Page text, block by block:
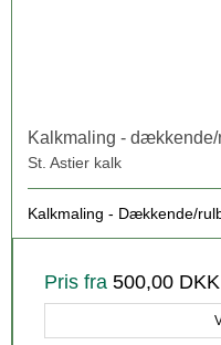
Kalkmaling - dækkende/
St. Astier kalk
Kalkmaling - Dækkende/
Pris fra 500,00 DKK